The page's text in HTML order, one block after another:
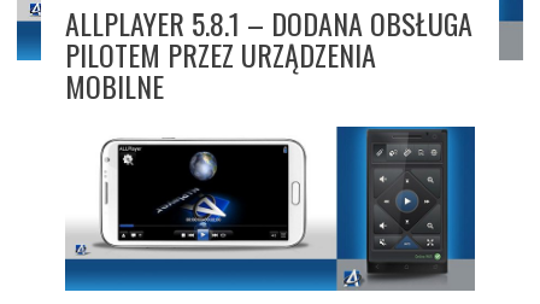
ALLPLAYER 5.8.1 – DODANA OBSŁUGA
PILOTEM PRZEZ URZĄDZENIA
MOBILNE